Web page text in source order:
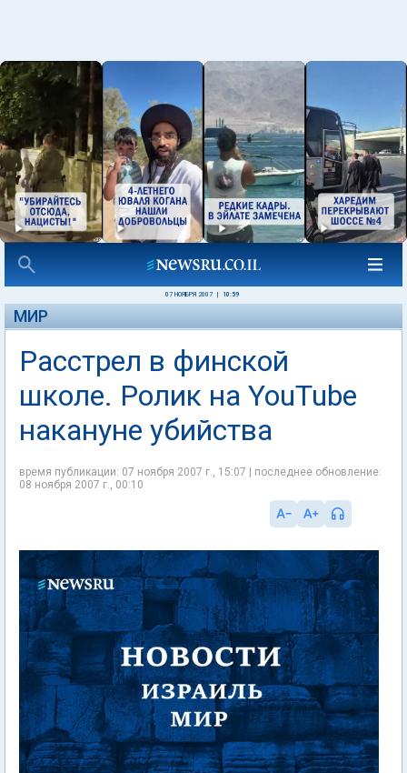
07 НОЯБРЯ 2007 10:59
МИР
Расстрел в финской
школе. Ролик на YouTube
накануне убийства
время публикации: 07 ноября 2007 г., 15:07 | последнее обновление:
08 ноября 2007 г., 00:10